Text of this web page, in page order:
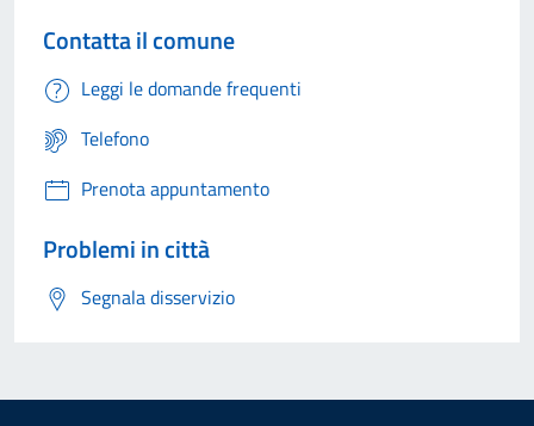
Contatta il comune
Leggi le domande frequenti
Telefono
Prenota appuntamento
Problemi in città
Segnala disservizio